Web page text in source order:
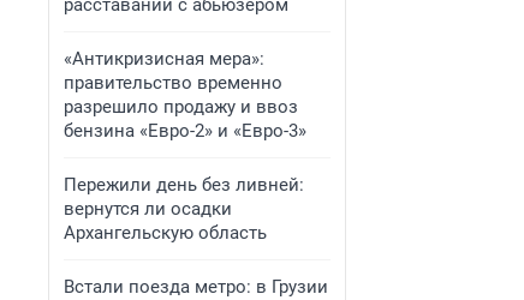
расставании с абьюзером
«Антикризисная мера»:
правительство временно
разрешило продажу и ввоз
бензина «Евро-2» и «Евро-3»
Пережили день без ливней:
вернутся ли осадки
Архангельскую область
Встали поезда метро: в Грузии